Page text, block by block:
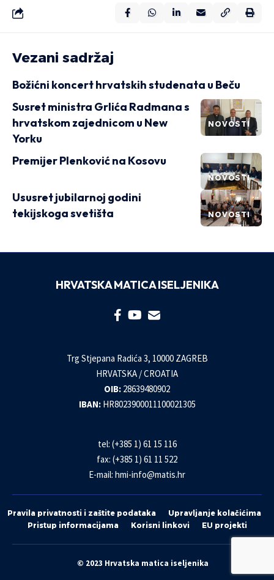
Vezani sadržaj
Božićni koncert hrvatskih studenata u Beču
NOVOSTI
Susret ministra Grlića Radmana s
hrvatskom zajednicom u New
Yorku
NOVOSTI
Premijer Plenković na Kosovu
NOVOSTI
Ususret jubilarnoj godini
tekijskoga svetišta
HRVATSKA MATICA ISELJENIKA
Trg Stjepana Radića 3, 10000 ZAGREB
HRVATSKA / CROATIA
OIB: 28639480902
IBAN: HR8023900011100021305
tel: (+385 1) 61 15 116
fax: (+385 1) 61 11 522
E-mail: hmi-info@matis.hr
Pravila privatnosti i zaštite podataka
Upravljanje kolačićima
Pristup informacijama
Korisni linkovi EU projekti
© 2023 Hrvatska matica iseljenika